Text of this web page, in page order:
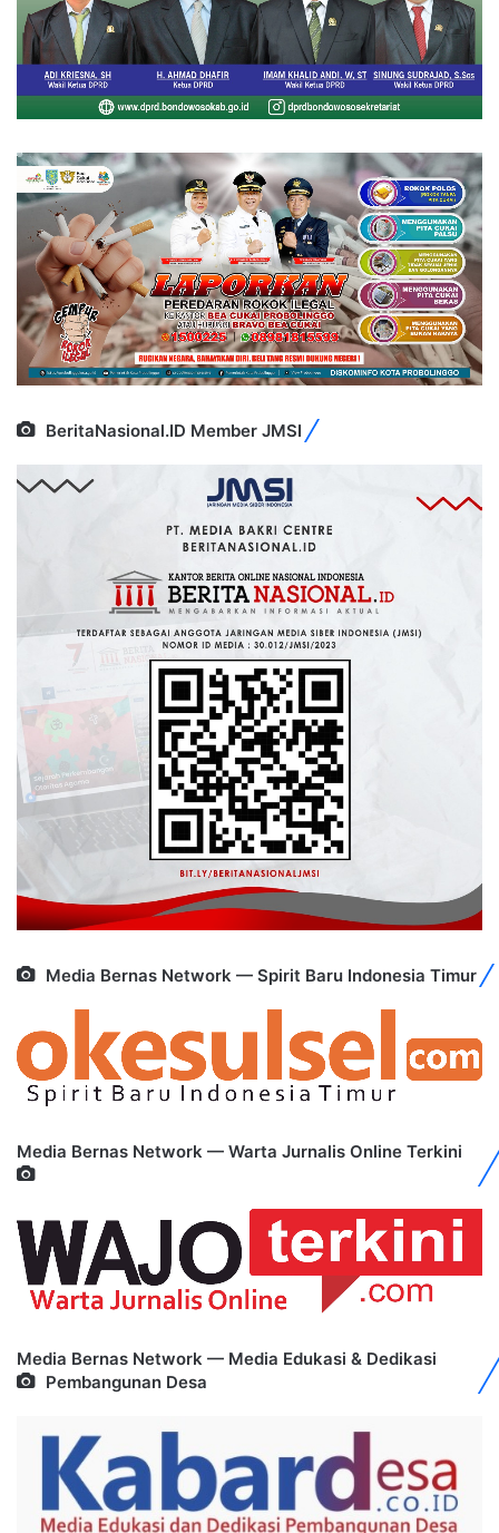
BeritaNasional.ID Member JMSI
Media Bernas Network — Spirit Baru Indonesia Timur
Media Bernas Network — Warta Jurnalis Online Terkini
Media Bernas Network — Media Edukasi & Dedikasi
Pembangunan Desa